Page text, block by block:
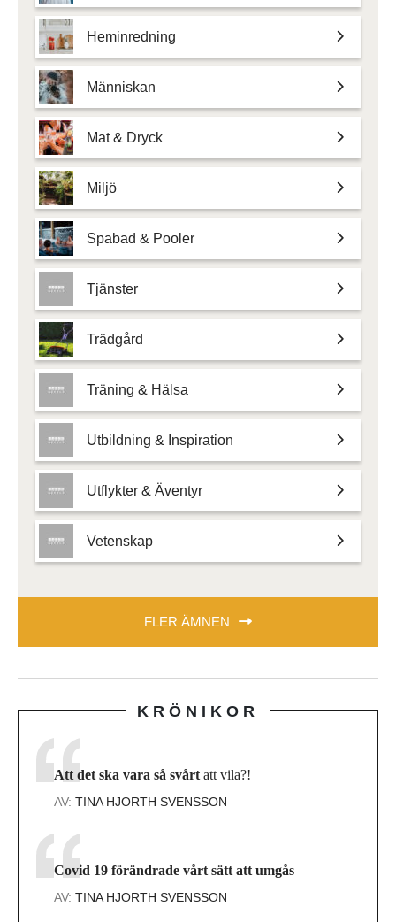
Heminredning
Människan
Mat & Dryck
Miljö
Spabad & Pooler
Tjänster
Trädgård
Träning & Hälsa
Utbildning & Inspiration
Utflykter & Äventyr
Vetenskap
FLER ÄMNEN
KRÖNIKOR
Att det ska vara så svårt att vila?!
AV: TINA HJORTH SVENSSON
Covid 19 förändrade vårt sätt att umgås
AV: TINA HJORTH SVENSSON